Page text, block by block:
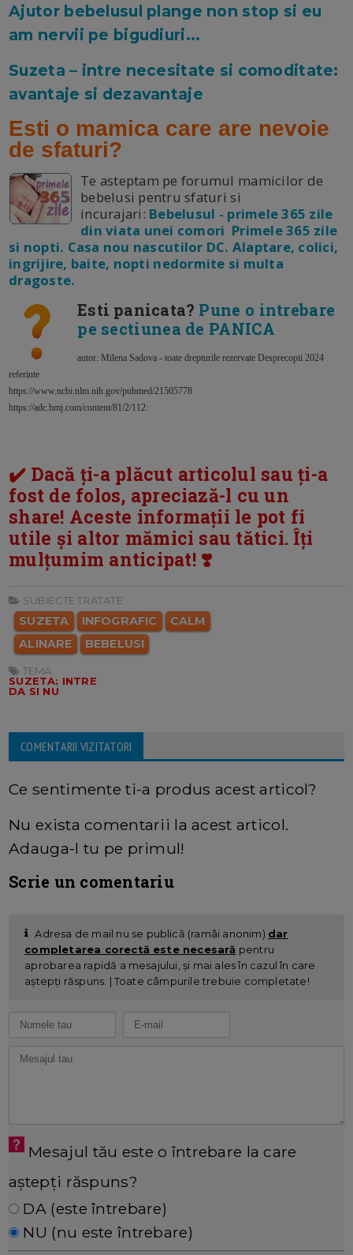
Ajutor bebelusul plange non stop si eu
am nervii pe bigudiuri...
Suzeta – intre necesitate si comoditate:
avantaje si dezavantaje
Esti o mamica care are nevoie
de sfaturi?
Te asteptam pe forumul mamicilor de
bebelusi pentru sfaturi si
incurajari: Bebelusul - primele 365 zile
din viata unei comori Primele 365 zile
si nopti. Casa nou nascutilor DC. Alaptare, colici,
ingrijire, baite, nopti nedormite si multa
dragoste.
Esti panicata? Pune o intrebare
pe sectiunea de PANICA
autor: Milena Sadova - toate drepturile rezervate Desprecopii 2024
referinte
https://www.ncbi.nlm.nih.gov/pubmed/21505778
https://adc.bmj.com/content/81/2/112:
✔️ Dacă ți-a plăcut articolul sau ți-a
fost de folos, apreciază-l cu un
share! Aceste informații le pot fi
utile și altor mămici sau tătici. Îți
mulțumim anticipat! ❣️
SUBIECTE TRATATE:
SUZETA INFOGRAFIC
CALM
ALINARE
BEBELUSI
TEMA:
SUZETA: INTRE
DA SI NU
COMENTARII VIZITATORI
Ce sentimente ti-a produs acest articol?
Nu exista comentarii la acest articol.
Adauga-l tu pe primul!
Scrie un comentariu
Adresa de mail nu se publică (ramâi anonim) dar
completarea corectă este necesară pentru
aprobarea rapidă a mesajului, și mai ales în cazul în care
aștepți răspuns. | Toate câmpurile trebuie completate!
Mesajul tău este o întrebare la care
aștepți răspuns?
DA (este întrebare)
NU (nu este întrebare)